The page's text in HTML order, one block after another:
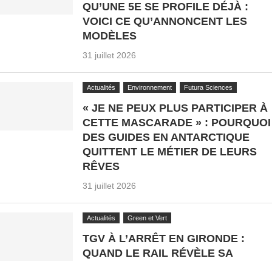
QU’UNE 5E SE PROFILE DÉJÀ :
VOICI CE QU’ANNONCENT LES
MODÈLES
31 juillet 2026
Actualités Environnement Futura Sciences
« JE NE PEUX PLUS PARTICIPER À
CETTE MASCARADE » : POURQUOI
DES GUIDES EN ANTARCTIQUE
QUITTENT LE MÉTIER DE LEURS
RÊVES
31 juillet 2026
Actualités Green et Vert
TGV À L’ARRÊT EN GIRONDE :
QUAND LE RAIL RÉVÈLE SA